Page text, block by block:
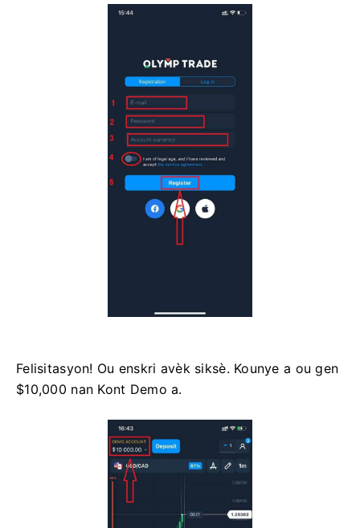
Felisitasyon! Ou enskri avèk siksè. Kounye a ou gen
$10,000 nan Kont Demo a.